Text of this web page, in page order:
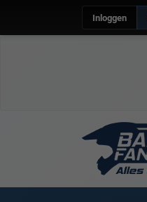
Inloggen